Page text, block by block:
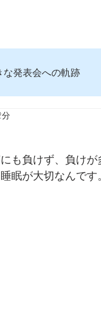
発表会への軌跡
ておきたいコト
食べんじーの美味
も負けず、負け
眠が大切なんです